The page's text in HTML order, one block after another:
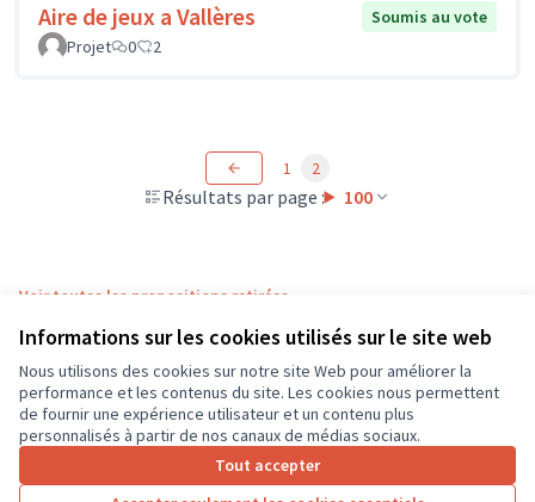
Informations sur les cookies utilisés sur le site web
Nous utilisons des cookies sur notre site Web pour améliorer la
performance et les contenus du site. Les cookies nous permettent
de fournir une expérience utilisateur et un contenu plus
personnalisés à partir de nos canaux de médias sociaux.
Tout accepter
Aire de jeux a Vallères
Soumis au vote
Projet
0 2
Résultats par page : 100
1 2
Voir toutes les propositions retirées
Conditions d'utilisation
Paramètres des cookies
CD37 sur X
(Lien externe)
CD37 sur Facebook
CD37 sur Instagram
CD37 sur YouTube
(Lien externe)